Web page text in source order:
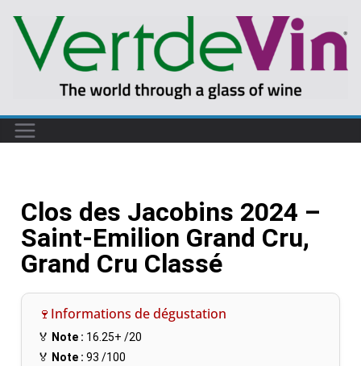
Clos des Jacobins 2024 –
Saint-Emilion Grand Cru,
Grand Cru Classé
🍷Informations de dégustation
🏅 Note : 16.25+ /20
🏅 Note : 93 /100